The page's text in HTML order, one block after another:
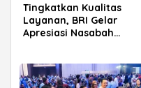
Tingkatkan Kualitas
Layanan, BRI Gelar
Apresiasi Nasabah